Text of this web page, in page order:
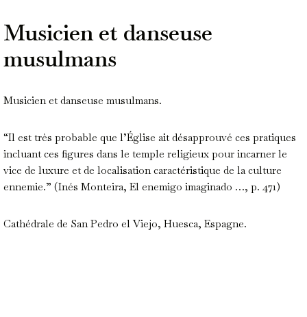
Musicien et danseuse
musulmans
Musicien et danseuse musulmans.
“Il est très probable que l’Église ait désapprouvé ces pratiques
incluant ces figures dans le temple religieux pour incarner le
vice de luxure et de localisation caractéristique de la culture
ennemie.” (Inés Monteira, El enemigo imaginado …, p. 471)
Cathédrale de San Pedro el Viejo, Huesca, Espagne.